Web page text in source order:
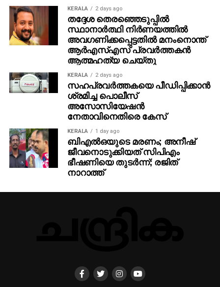
KERALA 2 days ago
തദ്ദേശ തെരഞ്ഞെടുപ്പില്‍
സ്ഥാനാര്‍ത്ഥി നിര്‍ണയത്തില്‍
അവഗണിക്കപ്പെട്ടതില്‍ മനംനൊന്ത്
ആര്‍എസ്എസ് പ്രവര്‍ത്തകന്‍
ആത്മഹത്യ ചെയ്തു
KERALA 2 days ago
സഹപ്രവര്‍ത്തകയെ പീഡിപ്പിക്കാന്‍
ശ്രമിച്ച പൊലീസ്
അസോസിയേഷന്‍
നേതാവിനെതിരെ കേസ്
KERALA 1 day ago
ബിഎല്‍ഒയുടെ മരണം; അനീഷ്
ജീവനൊടുക്കിയത് സിപിഎം
ഭീഷണിയെ തുടര്‍ന്ന്; രജിത്
നാറാത്ത്